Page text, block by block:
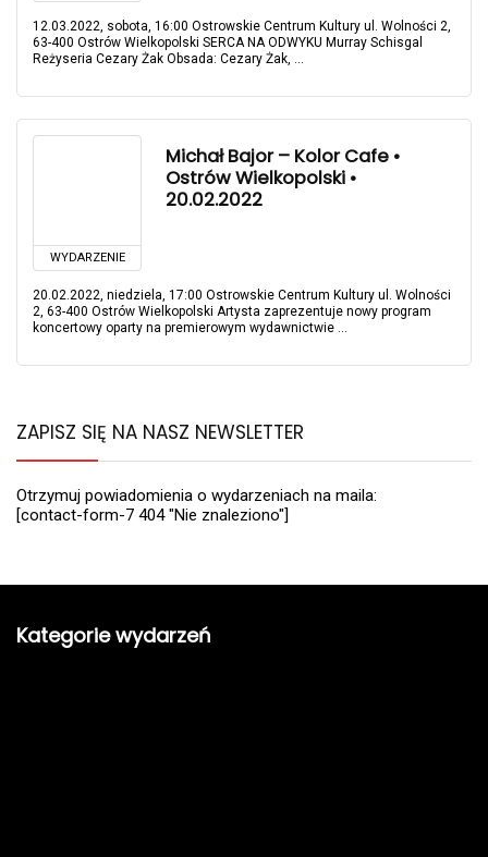
12.03.2022, sobota, 16:00 Ostrowskie Centrum Kultury ul. Wolności 2,
63-400 Ostrów Wielkopolski SERCA NA ODWYKU Murray Schisgal
Reżyseria Cezary Żak Obsada: Cezary Żak, ...
WYDARZENIE
Michał Bajor – Kolor Cafe •
Ostrów Wielkopolski •
20.02.2022
20.02.2022, niedziela, 17:00 Ostrowskie Centrum Kultury ul. Wolności
2, 63-400 Ostrów Wielkopolski Artysta zaprezentuje nowy program
koncertowy oparty na premierowym wydawnictwie ...
ZAPISZ SIĘ NA NASZ NEWSLETTER
Otrzymuj powiadomienia o wydarzeniach na maila:
[contact-form-7 404 "Nie znaleziono"]
Kategorie wydarzeń